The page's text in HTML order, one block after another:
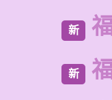
新
新